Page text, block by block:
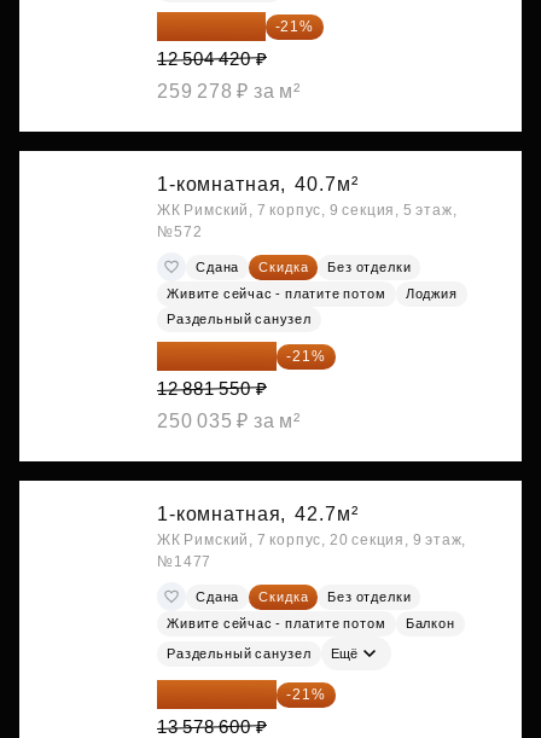
-21%
12 504 420 ₽
259 278 ₽ за м²
1-комнатная, 40.7м²
ЖК Римский, 7 корпус, 9 секция, 5 этаж,
№572
Сдана Скидка
Без отделки
Живите сейчас - платите потом
Лоджия
Раздельный санузел
10 176 425 ₽ -21%
12 881 550 ₽
250 035 ₽ за м²
1-комнатная, 42.7м²
ЖК Римский, 7 корпус, 20 секция, 9 этаж,
№1477
Сдана Скидка
Без отделки
Живите сейчас - платите потом
Балкон
Раздельный санузел Ещё
10 727 094 ₽ -21%
13 578 600 ₽